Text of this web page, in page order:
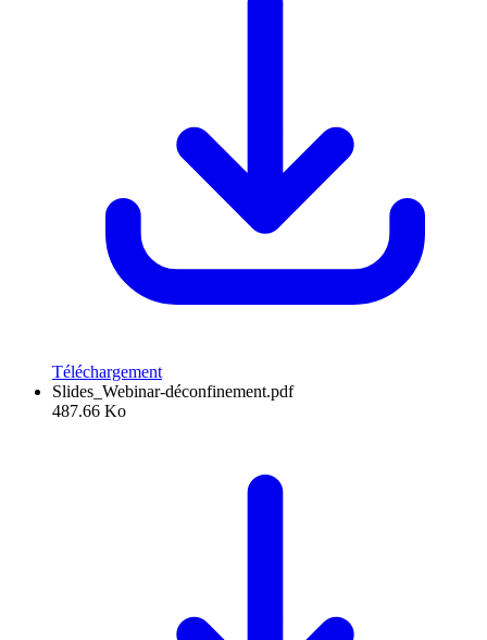
Téléchargement
Slides_Webinar-déconfinement.pdf
487.66 Ko